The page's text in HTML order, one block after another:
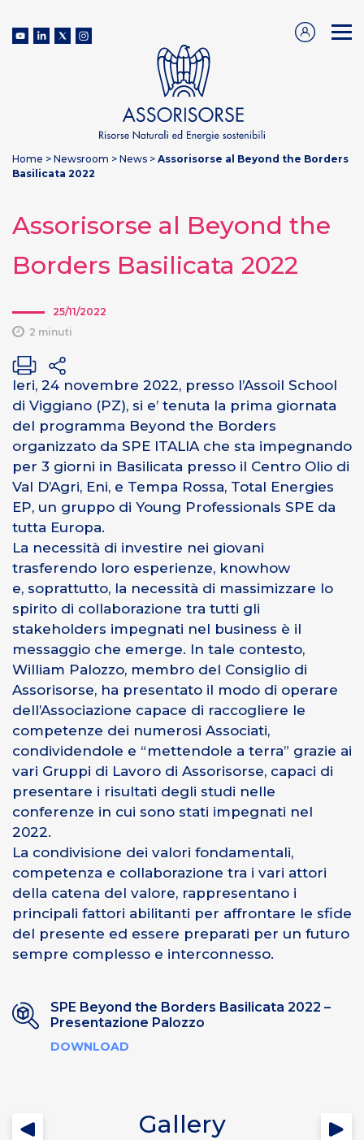
Home > Newsroom > News > Assorisorse al Beyond the Borders
Basilicata 2022
Assorisorse al Beyond the
Borders Basilicata 2022
25/11/2022
2 minuti
Ieri, 24 novembre 2022, presso l’Assoil School
di Viggiano (PZ), si e’ tenuta la prima giornata
del programma Beyond the Borders
organizzato da SPE ITALIA che sta impegnando
per 3 giorni in Basilicata presso il Centro Olio di
Val D’Agri, Eni, e Tempa Rossa, Total Energies
EP, un gruppo di Young Professionals SPE da
tutta Europa.
La necessità di investire nei giovani
trasferendo loro esperienze, knowhow
e, soprattutto, la necessità di massimizzare lo
spirito di collaborazione tra tutti gli
stakeholders impegnati nel business è il
messaggio che emerge. In tale contesto,
William Palozzo, membro del Consiglio di
Assorisorse, ha presentato il modo di operare
dell’Associazione capace di raccogliere le
competenze dei numerosi Associati,
condividendole e “mettendole a terra” grazie ai
vari Gruppi di Lavoro di Assorisorse, capaci di
presentare i risultati degli studi nelle
conferenze in cui sono stati impegnati nel
2022.
La condivisione dei valori fondamentali,
competenza e collaborazione tra i vari attori
della catena del valore, rappresentano i
principali fattori abilitanti per affrontare le sfide
del presente ed essere preparati per un futuro
sempre complesso e interconnesso.
SPE Beyond the Borders Basilicata 2022 –
Presentazione Palozzo
DOWNLOAD
Gallery